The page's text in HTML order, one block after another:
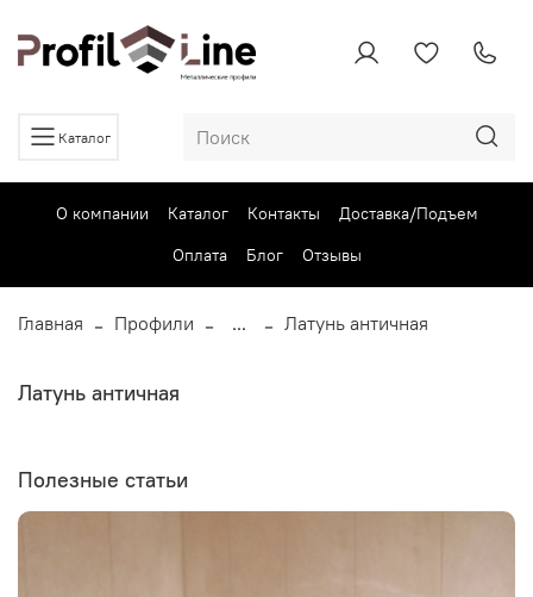
Каталог
О компании Каталог Контакты
Доставка/Подъем
Оплата
Блог Отзывы
Главная Профили ... Латунь античная
Латунь античная
Полезные статьи